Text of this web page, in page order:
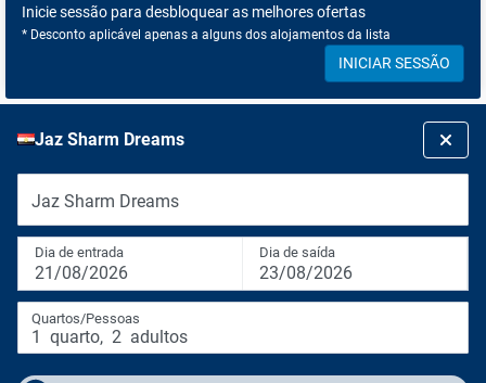
Inicie sessão para desbloquear as melhores ofertas
* Desconto aplicável apenas a alguns dos alojamentos da lista
INICIAR SESSÃO
Jaz Sharm Dreams
Jaz Sharm Dreams
Dia de entrada
21/08/2026
Dia de saída
23/08/2026
Quartos/Pessoas
1 quarto, 2 adultos